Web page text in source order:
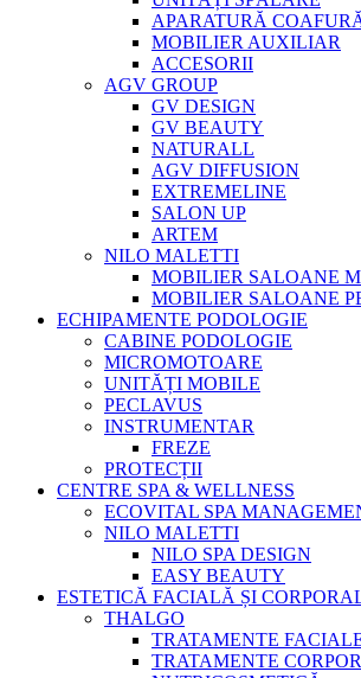
APARATURĂ
MOBILIER AUXILIAR
ACCESORII
AGV GROUP
GV DESIGN
GV BEAUTY
NATURALL
AGV DIFFUSION
EXTREMELINE
SALON UP
ARTEM
NILO MALETTI
MOBILIER SALOANE
MOBILIER SALOANE
ECHIPAMENTE PODOLOGIE
CABINE PODOLOGIE
MICROMOTOARE
UNITĂȚI MOBILE
PECLAVUS
INSTRUMENTAR
FREZE
PROTECȚII
CENTRE SPA & WELLNESS
ECOVITAL SPA
NILO MALETTI
NILO SPA DESIGN
EASY BEAUTY
ESTETICĂ FACIALĂ ȘI
THALGO
TRATAMENTE
TRATAMENTE